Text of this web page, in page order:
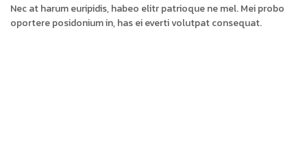
Nec at harum euripidis, habeo elitr patrioque ne mel. Mei probo
oportere posidonium in, has ei everti volutpat consequat.